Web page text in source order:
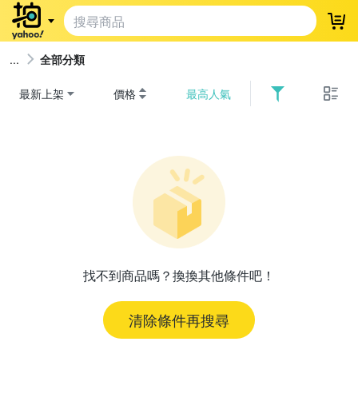
登
全部分類
最新上架 價格 最高人氣
找不到商品嗎？換換其他條件吧！
清除條件再搜尋